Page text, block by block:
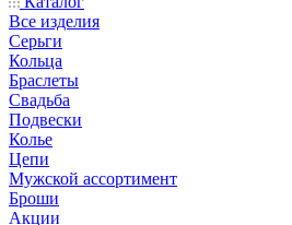
Все изделия
Серьги
Кольца
Браслеты
Свадьба
Подвески
Колье
Цепи
Мужской ассортимент
Броши
Акции